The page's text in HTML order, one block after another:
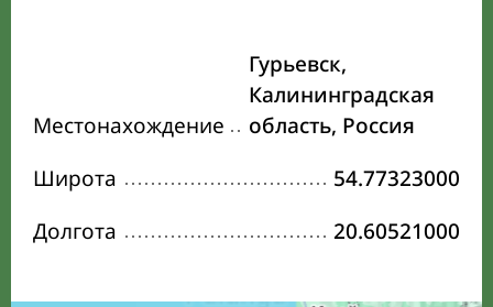
Местонахождение
Гурьевск,
Калининградская
область, Россия
Широта
54.77323000
Долгота
20.60521000